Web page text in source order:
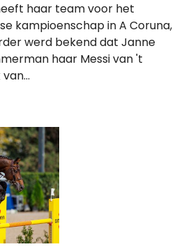
haar team voor het
kampioenschap in A Coruna,
werd bekend dat Janne
haar Messi van 't